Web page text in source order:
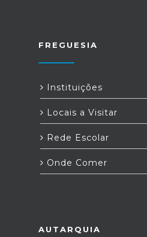
FREGUESIA
Instituições
Locais a Visitar
Rede Escolar
Onde Comer
AUTARQUIA